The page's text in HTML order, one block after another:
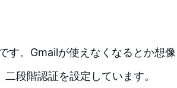
す。Gmailが使えなくなるとか想像
段階認証を設定しています。